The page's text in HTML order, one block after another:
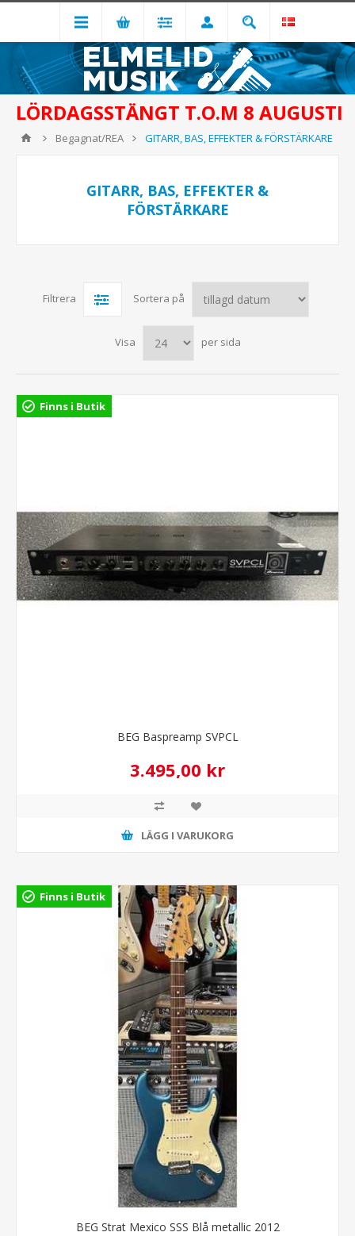
LÖRDAGSSTÄNGT T.O.M 8 AUGUSTI
Begagnat/REA GITARR, BAS, EFFEKTER & FÖRSTÄRKARE
GITARR, BAS, EFFEKTER &
FÖRSTÄRKARE
Filtrera Sortera på
Visa per sida
Finns i Butik
BEG Baspreamp SVPCL
3.495,00 kr
LÄGG I VARUKORG
Finns i Butik
BEG Strat Mexico SSS Blå metallic 2012